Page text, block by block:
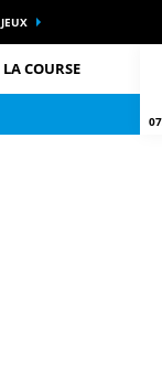
JEUX
LA COURSE